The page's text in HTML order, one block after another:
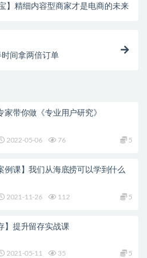
宝】精细内容型商家才是电商的未来
间拿两倍订单
家带你做《专业用户研究》
2022-05-06 76 5
例课】我们从海底捞可以学到什么
2021-11-26 112 5
】提升留存实战课
2021-05-11 35 5